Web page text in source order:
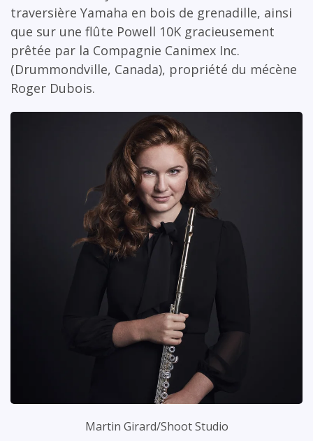
traversière Yamaha en bois de grenadille, ainsi
que sur une flûte Powell 10K gracieusement
prêtée par la Compagnie Canimex Inc.
(Drummondville, Canada), propriété du mécène
Roger Dubois.
Martin Girard/Shoot Studio